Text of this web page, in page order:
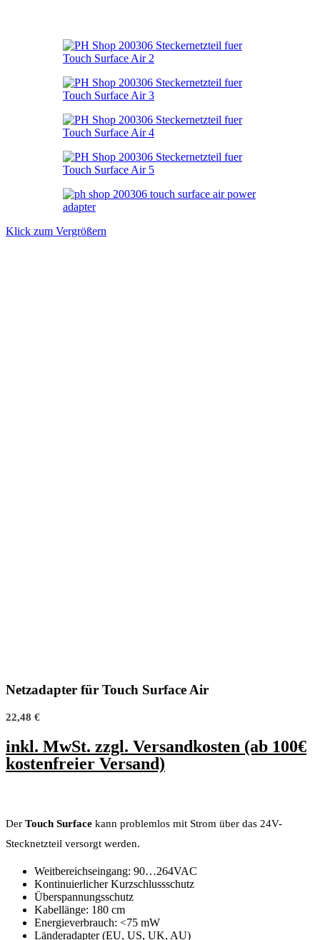
Klick zum Vergrößern
Netzadapter für Touch Surface Air
22,48 €
inkl. MwSt. zzgl. Versandkosten (ab 100€
kostenfreier Versand)
Der Touch Surface kann problemlos mit Strom über das 24V-
Stecknetzteil versorgt werden.
Weitbereichseingang: 90…264VAC
Kontinuierlicher Kurzschlussschutz
Überspannungsschutz
Kabellänge: 180 cm
Energieverbrauch: <75 mW
Länderadapter (EU, US, UK, AU)